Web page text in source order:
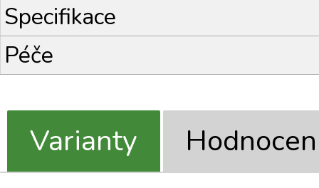
Specifikace
Péče
Varianty